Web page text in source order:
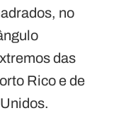
no
das
Rico e de